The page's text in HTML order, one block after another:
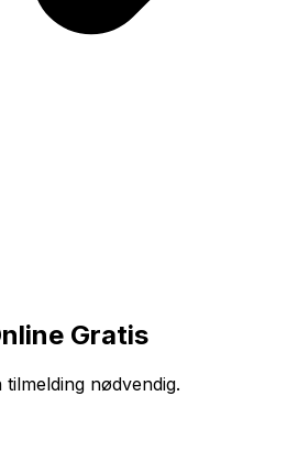
Gratis
nødvendig.